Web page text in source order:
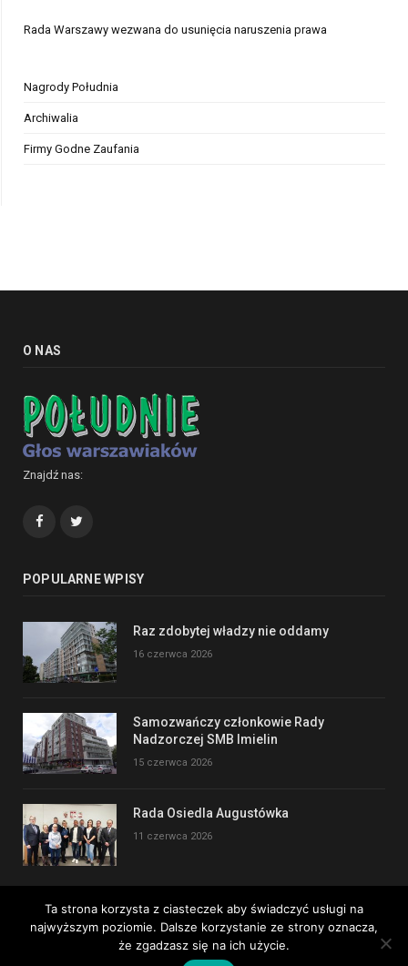
Rada Warszawy wezwana do usunięcia naruszenia prawa
Nagrody Południa
Archiwalia
Firmy Godne Zaufania
O NAS
Znajdź nas:
Facebook
POPULARNE WPISY
Raz zdobytej władzy nie oddamy
16 czerwca 2026
Samozwańczy członkowie Rady
Nadzorczej SMB Imielin
15 czerwca 2026
Rada Osiedla Augustówka
11 czerwca 2026
Copyright © 2017
Ta strona korzysta z ciasteczek aby świadczyć usługi na
najwyższym poziomie. Dalsze korzystanie ze strony oznacza,
że zgadzasz się na ich użycie.